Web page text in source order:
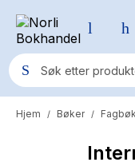
Populære søk
Pokemon
Hjem / Bøker /